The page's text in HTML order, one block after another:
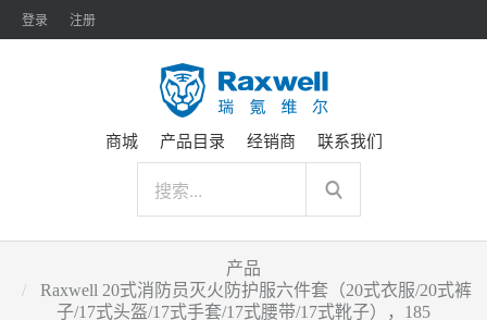
登录 注册
商城 产品目录 经销商 联系我们
产品
Raxwell 20式消防员灭火防护服六件套（20式衣服/20式裤
子/17式头盔/17式手套/17式腰带/17式靴子），185